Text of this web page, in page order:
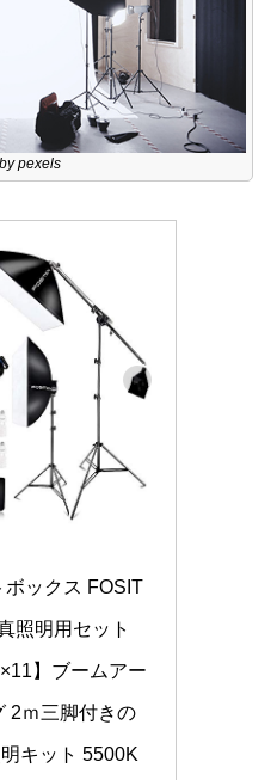
pexels
ボックス FOSIT
照明用セット
】ブームアー
2ｍ三脚付きの
キット 5500K